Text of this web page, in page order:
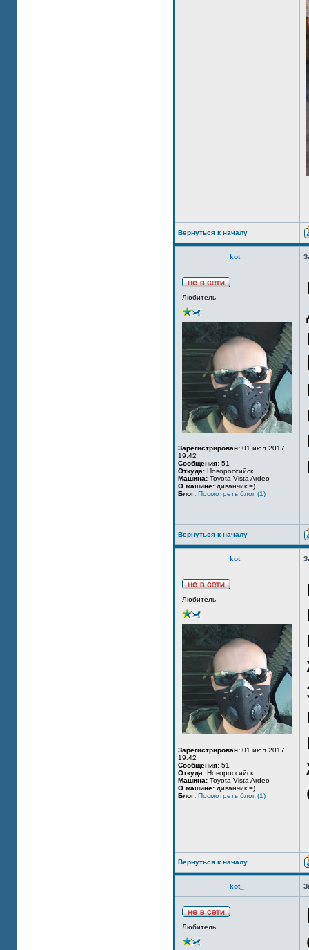
Вернуться к началу
kot_
Любитель
Зарегистрирован: 01 июл 2017,
19:42
Сообщения: 51
Откуда: Новороссийск
Машина: Toyota Vista Ardeo
О машине: диванчик =)
Блог: Посмотреть блог (1)
Вернуться к началу
kot_
Любитель
Зарегистрирован: 01 июл 2017,
19:42
Сообщения: 51
Откуда: Новороссийск
Машина: Toyota Vista Ardeo
О машине: диванчик =)
Блог: Посмотреть блог (1)
Вернуться к началу
kot_
Любитель